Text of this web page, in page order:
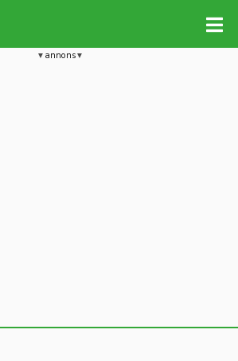
annons